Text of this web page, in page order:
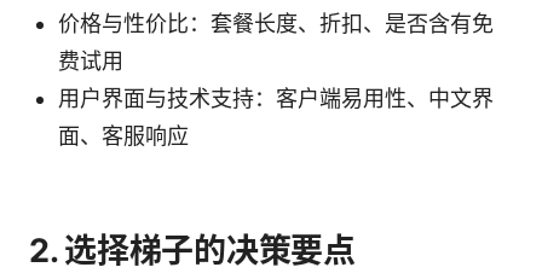
价格与性价比：套餐长度、折扣、是否含有免
费试用
用户界面与技术支持：客户端易用性、中文界
面、客服响应
2. 选择梯子的决策要点